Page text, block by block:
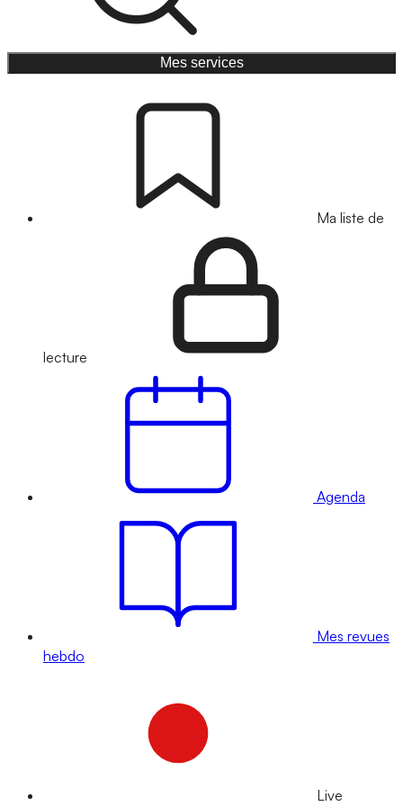
Mes services
Ma liste de
lecture
Agenda
Mes revues
hebdo
Live